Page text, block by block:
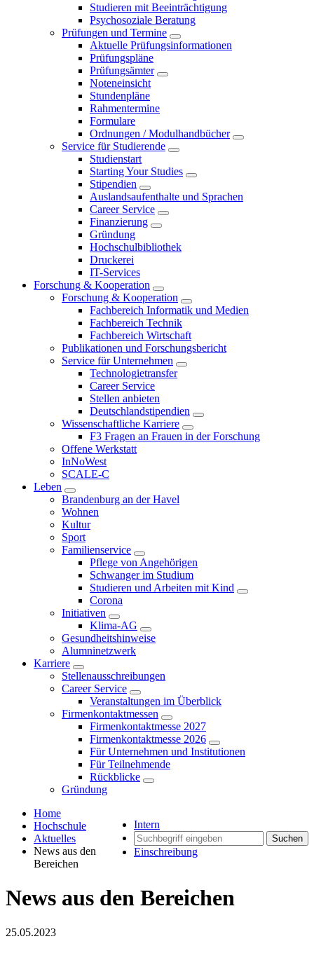
Studieren mit Beeinträchtigung
Psychosoziale Beratung
Prüfungen und Termine
Aktuelle Prüfungsinformationen
Prüfungspläne
Prüfungsämter
Noteneinsicht
Stundenpläne
Rahmentermine
Formulare
Ordnungen / Modulhandbücher
Service für Studierende
Studienstart
Starting Your Studies
Stipendien
Auslandsaufenthalte und Sprachen
Career Service
Finanzierung
Gründung
Hochschulbibliothek
Druckerei
IT-Services
Forschung & Kooperation
Forschung & Kooperation
Fachbereich Informatik und Medien
Fachbereich Technik
Fachbereich Wirtschaft
Publikationen und Forschungsbericht
Service für Unternehmen
Technologietransfer
Career Service
Stellen anbieten
Deutschlandstipendien
Wissenschaftliche Karriere
F3 Fragen an Frauen in der Forschung
Offene Werkstatt
InNoWest
SCALE-C
Leben
Brandenburg an der Havel
Wohnen
Kultur
Sport
Familienservice
Pflege von Angehörigen
Schwanger im Studium
Studieren und Arbeiten mit Kind
Corona
Initiativen
Klima-AG
Gesundheitshinweise
Alumninetzwerk
Karriere
Stellenausschreibungen
Career Service
Veranstaltungen im Überblick
Firmenkontaktmessen
Firmenkontaktmesse 2027
Firmenkontaktmesse 2026
Für Unternehmen und Institutionen
Für Teilnehmende
Rückblicke
Gründung
Intern
Suchen
Einschreibung
Home
Hochschule
Aktuelles
News aus den
Bereichen
News aus den Bereichen
25.05.2023